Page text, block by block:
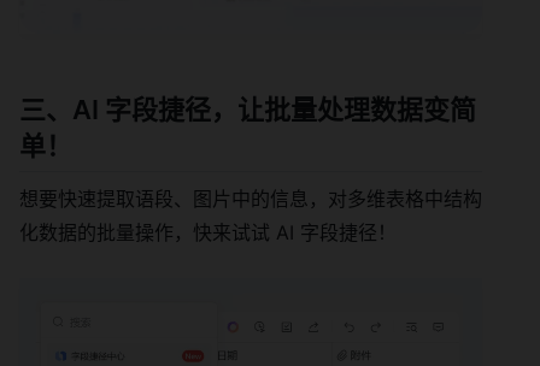
三、AI 字段捷径，让批量处理数据变简
单！
想要快速提取语段、图片中的信息，对多维表格中结构
化数据的批量操作，快来试试 AI 字段捷径！